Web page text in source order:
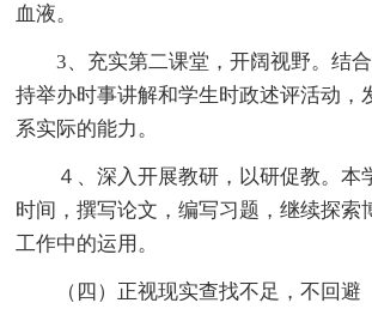
血液。
3、充实第二课堂，开阔视野。结
持举办时事讲解和学生时政述评活动，
系实际的能力。
４、深入开展教研，以研促教。本
时间，撰写论文，编写习题，继续探索
工作中的运用。
（四）正视现实查找不足，不回避